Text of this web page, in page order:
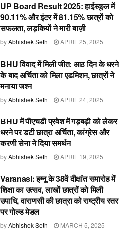
UP Board Result 2025: हाईस्कूल में
90.11% और इंटर में 81.15% छात्रों को
सफलता, लड़कियों ने मारी बाज़ी
byAbhishek Seth APRIL 25, 2025
BHU विवाद में मिली जीत: आठ दिन के धरने
के बाद अर्चिता को मिला एडमिशन, छात्रों ने
मनाया जश्न
byAbhishek Seth APRIL 24, 2025
BHU में पीएचडी प्रवेश में गड़बड़ी को लेकर
धरने पर डटी छात्रा अर्चिता, कांग्रेस और
करणी सेना ने दिया समर्थन
byAbhishek Seth APRIL 19, 2025
Varanasi: इग्नू के 38वें दीक्षांत समारोह में
शिक्षा का उत्सव, लाखों छात्रों को मिली
उपाधि, वाराणसी की छात्रा को राष्ट्रीय स्तर
पर गोल्ड मेडल
byAbhishek Seth MARCH 5, 2025